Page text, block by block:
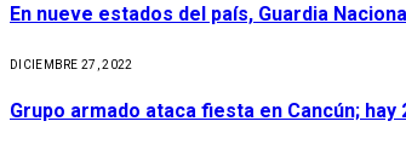
En nueve estados del país, Guardia
DICIEMBRE 27, 2022
Grupo armado ataca fiesta en Cancún;